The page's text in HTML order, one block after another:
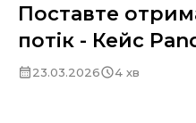
Поставте
потік - Кейс
23.03.2026 4 хв